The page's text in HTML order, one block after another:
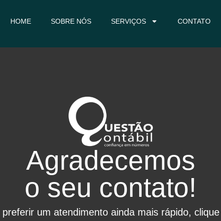
HOME SOBRE NÓS SERVIÇOS CONTATO
Agradecemos
o seu contato!
preferir um atendimento ainda mais rápido,